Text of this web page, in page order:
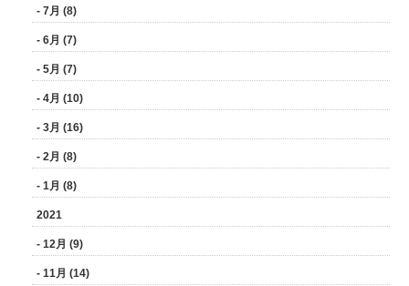
- 7月 (8)
- 6月 (7)
- 5月 (7)
- 4月 (10)
- 3月 (16)
- 2月 (8)
- 1月 (8)
2021
- 12月 (9)
- 11月 (14)